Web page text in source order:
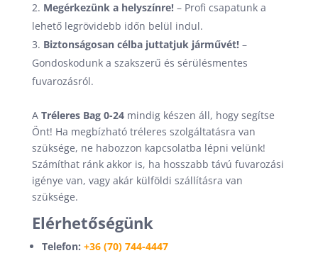
Megérkezünk a helyszínre!– Profi csapatunk a
lehető legrövidebb időn belül indul.
Biztonságosan célba juttatjuk járművét!–
Gondoskodunk a szakszerű és sérülésmentes
fuvarozásról.
A Tréleres Bag 0-24mindig készen áll, hogy segítse
Önt! Ha megbízható tréleres szolgáltatásra van
szüksége, ne habozzon kapcsolatba lépni velünk!
Számíthat ránk akkor is, ha hosszabb távú fuvarozási
igénye van, vagy akár külföldi szállításra van
szüksége.
Elérhetőségünk
Telefon: +36 (70) 744-4447